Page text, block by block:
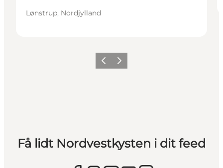
Lønstrup, Nordjylland
ForrigeNæste
Få lidt Nordvestkysten i dit feed